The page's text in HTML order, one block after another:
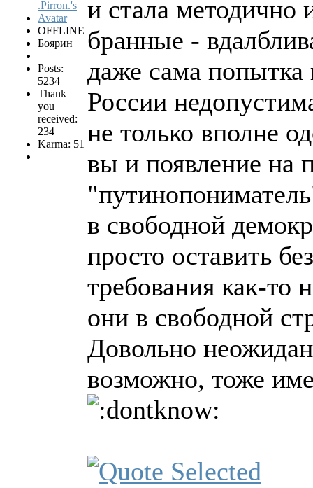
OFFLINE
Боярин
Posts:
5234
Thank
you
received:
234
Karma: 51
и стала методично
бранные -
даже сама попытка
России
не только вполне
вы и появление на
в свободной
просто оставить
требования как-то
они в свободной
Довольно
возможно, тоже